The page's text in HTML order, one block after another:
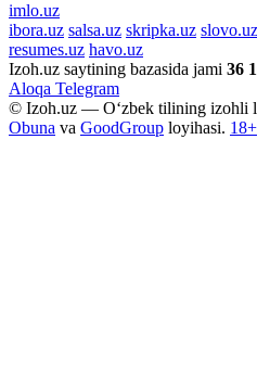
imlo.uz
ibora.uz salsa.uz skripka.uz slovo.uz
resumes.uz havo.uz
Izoh.uz saytining bazasida jami 36
Aloqa Telegram
© Izoh.uz — O‘zbek tilining izohli
Obuna va GoodGroup loyihasi. 18+